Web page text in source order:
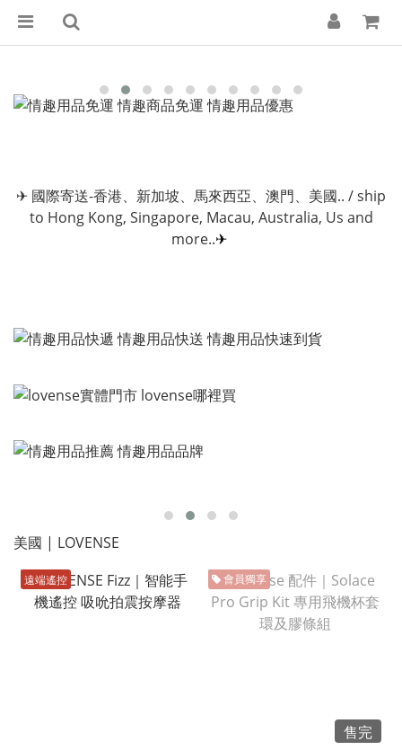
✈ 國際寄送-香港、新加坡、馬來西亞、澳門、美國.. / ship
to Hong Kong, Singapore, Macau, Australia, Us and
more..✈
美國 | LOVENSE
遠端遙控 會員獨享
售完